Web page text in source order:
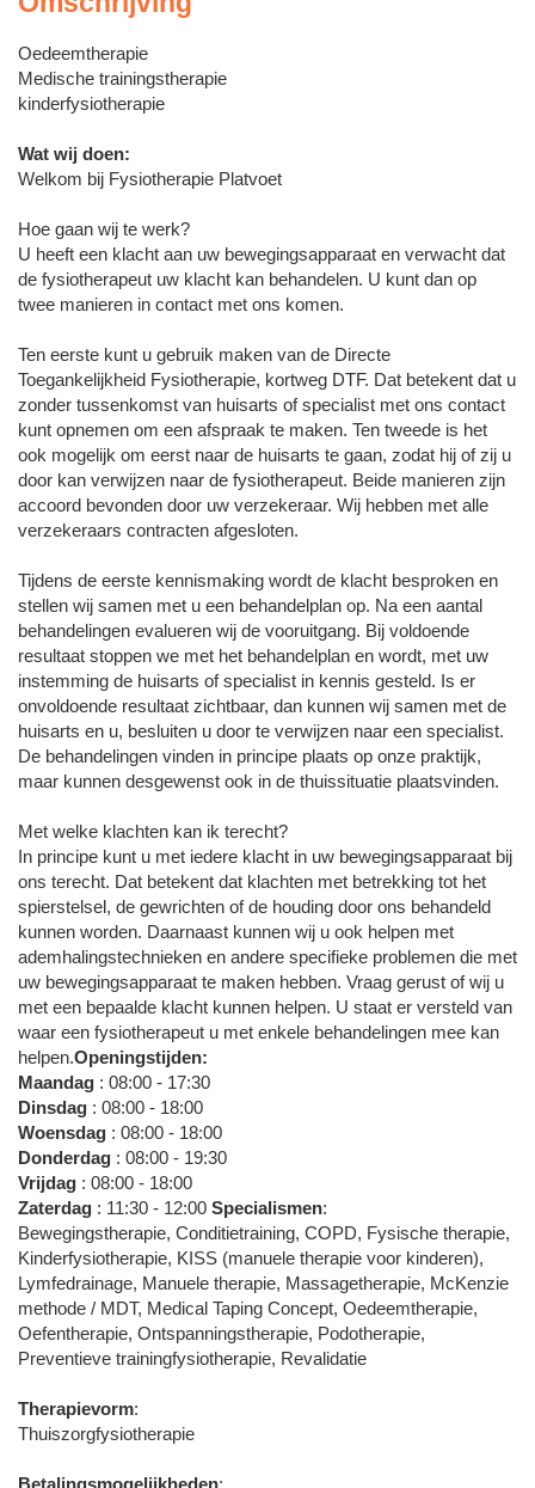
Oedeemtherapie
Medische trainingstherapie
kinderfysiotherapie
Wat wij doen:
Welkom bij Fysiotherapie Platvoet
Hoe gaan wij te werk?
U heeft een klacht aan uw bewegingsapparaat en verwacht dat
de fysiotherapeut uw klacht kan behandelen. U kunt dan op
twee manieren in contact met ons komen.
Ten eerste kunt u gebruik maken van de Directe
Toegankelijkheid Fysiotherapie, kortweg DTF. Dat betekent dat u
zonder tussenkomst van huisarts of specialist met ons contact
kunt opnemen om een afspraak te maken. Ten tweede is het
ook mogelijk om eerst naar de huisarts te gaan, zodat hij of zij u
door kan verwijzen naar de fysiotherapeut. Beide manieren zijn
accoord bevonden door uw verzekeraar. Wij hebben met alle
verzekeraars contracten afgesloten.
Tijdens de eerste kennismaking wordt de klacht besproken en
stellen wij samen met u een behandelplan op. Na een aantal
behandelingen evalueren wij de vooruitgang. Bij voldoende
resultaat stoppen we met het behandelplan en wordt, met uw
instemming de huisarts of specialist in kennis gesteld. Is er
onvoldoende resultaat zichtbaar, dan kunnen wij samen met de
huisarts en u, besluiten u door te verwijzen naar een specialist.
De behandelingen vinden in principe plaats op onze praktijk,
maar kunnen desgewenst ook in de thuissituatie plaatsvinden.
Met welke klachten kan ik terecht?
In principe kunt u met iedere klacht in uw bewegingsapparaat bij
ons terecht. Dat betekent dat klachten met betrekking tot het
spierstelsel, de gewrichten of de houding door ons behandeld
kunnen worden. Daarnaast kunnen wij u ook helpen met
ademhalingstechnieken en andere specifieke problemen die met
uw bewegingsapparaat te maken hebben. Vraag gerust of wij u
met een bepaalde klacht kunnen helpen. U staat er versteld van
waar een fysiotherapeut u met enkele behandelingen mee kan
helpen.Openingstijden:
Maandag : 08:00 - 17:30
Dinsdag : 08:00 - 18:00
Woensdag : 08:00 - 18:00
Donderdag : 08:00 - 19:30
Vrijdag : 08:00 - 18:00
Zaterdag : 11:30 - 12:00 Specialismen:
Bewegingstherapie, Conditietraining, COPD, Fysische therapie,
Kinderfysiotherapie, KISS (manuele therapie voor kinderen),
Lymfedrainage, Manuele therapie, Massagetherapie, McKenzie
methode / MDT, Medical Taping Concept, Oedeemtherapie,
Oefentherapie, Ontspanningstherapie, Podotherapie,
Preventieve trainingfysiotherapie, Revalidatie
Therapievorm:
Thuiszorgfysiotherapie
Betalingsmogelijkheden: